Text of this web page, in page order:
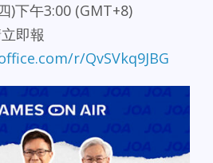
)下午3:00 (GMT+8)
即報
r/QvSVkq9JBG